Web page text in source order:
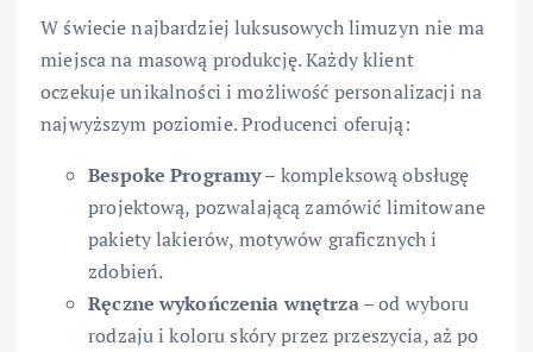
W świecie najbardziej luksusowych limuzyn nie ma
miejsca na masową produkcję. Każdy klient
oczekuje unikalności i możliwość personalizacji na
najwyższym poziomie. Producenci oferują:
Bespoke Programy– kompleksową obsługę
projektową, pozwalającą zamówić limitowane
pakiety lakierów, motywów graficznych i
zdobień.
Ręczne wykończenia wnętrza– od wyboru
rodzaju i koloru skóry przez przeszycia, aż po